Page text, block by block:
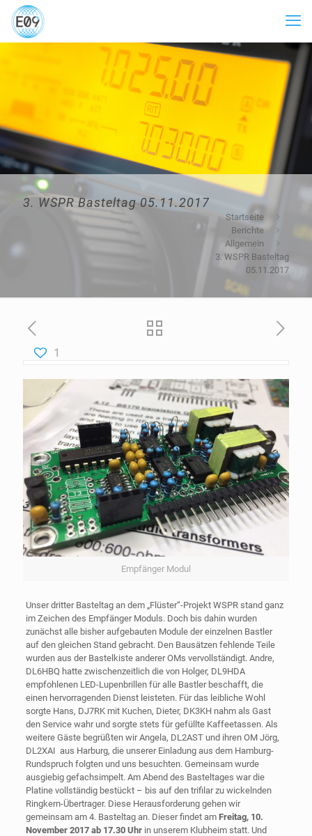
3. WSPR Basteltag 05.11.2017
Startseite
Berichte
Allgemein
3. WSPR Basteltag
05.11.2017
1
Empfänger Modul
Unser dritter Basteltag an dem „Flüster“-Projekt WSPR stand ganz
im Zeichen des Empfänger Moduls. Doch bis dahin wurden
zunächst alle bisher aufgebauten Module der einzelnen Bastler
auf den gleichen Stand gebracht. Den Bausätzen fehlende Teile
wurden aus der Bastelkiste anderer OMs vervollständigt. Andre,
DL6HBQ hatte zwischenzeitlich die von Holger, DL9HDA
empfohlenen LED-Lupenbrillen für alle Bastler beschafft, die
einen hervorragenden Dienst leisteten. Für das leibliche Wohl
sorgte Hans, DJ7RK mit Kuchen, Dieter, DK3KH nahm als Gast
den Service wahr und sorgte stets für gefüllte Kaffeetassen. Als
weitere Gäste begrüßten wir Angela, DL2AST und ihren OM Jörg,
DL2XAI aus Harburg, die unserer Einladung aus dem Hamburg-
Rundspruch folgten und uns besuchten. Gemeinsam wurde
ausgiebig gefachsimpelt. Am Abend des Basteltages war die
Platine vollständig bestückt – bis auf den trifilar zu wickelnden
Ringkern-Übertrager. Diese Herausforderung gehen wir
gemeinsam am 4. Basteltag an. Dieser findet am Freitag, 10.
November 2017 ab 17.30 Uhrin unserem Klubheim statt. Und